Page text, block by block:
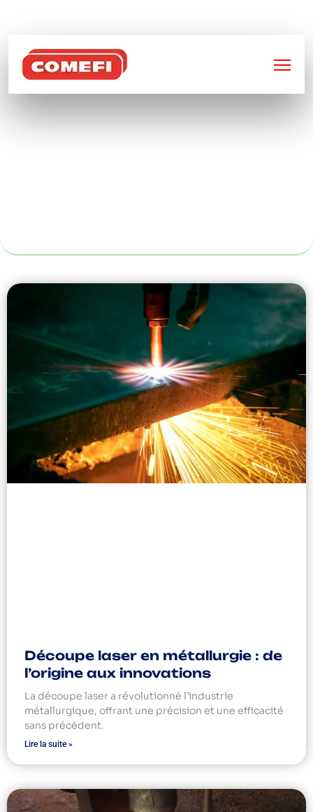
CONCEPTION
Découpe laser en métallurgie : de
l’origine aux innovations
La découpe laser a révolutionné l’industrie
métallurgique, offrant une précision et une efficacité
sans précédent.
Lire la suite »